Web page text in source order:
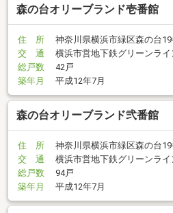
森の台オリーブランド壱番館
住 所
神奈川県横浜市緑区森の台
交 通
横浜市営地下鉄グリーンラ
総戸数
42戸
築年月
平成12年7月
森の台オリーブランド弐番館
住 所
神奈川県横浜市緑区森の台
交 通
横浜市営地下鉄グリーンラ
総戸数
94戸
築年月
平成12年7月